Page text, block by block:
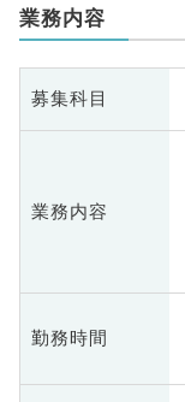
業務内容
募集科目
業務内容
勤務時間